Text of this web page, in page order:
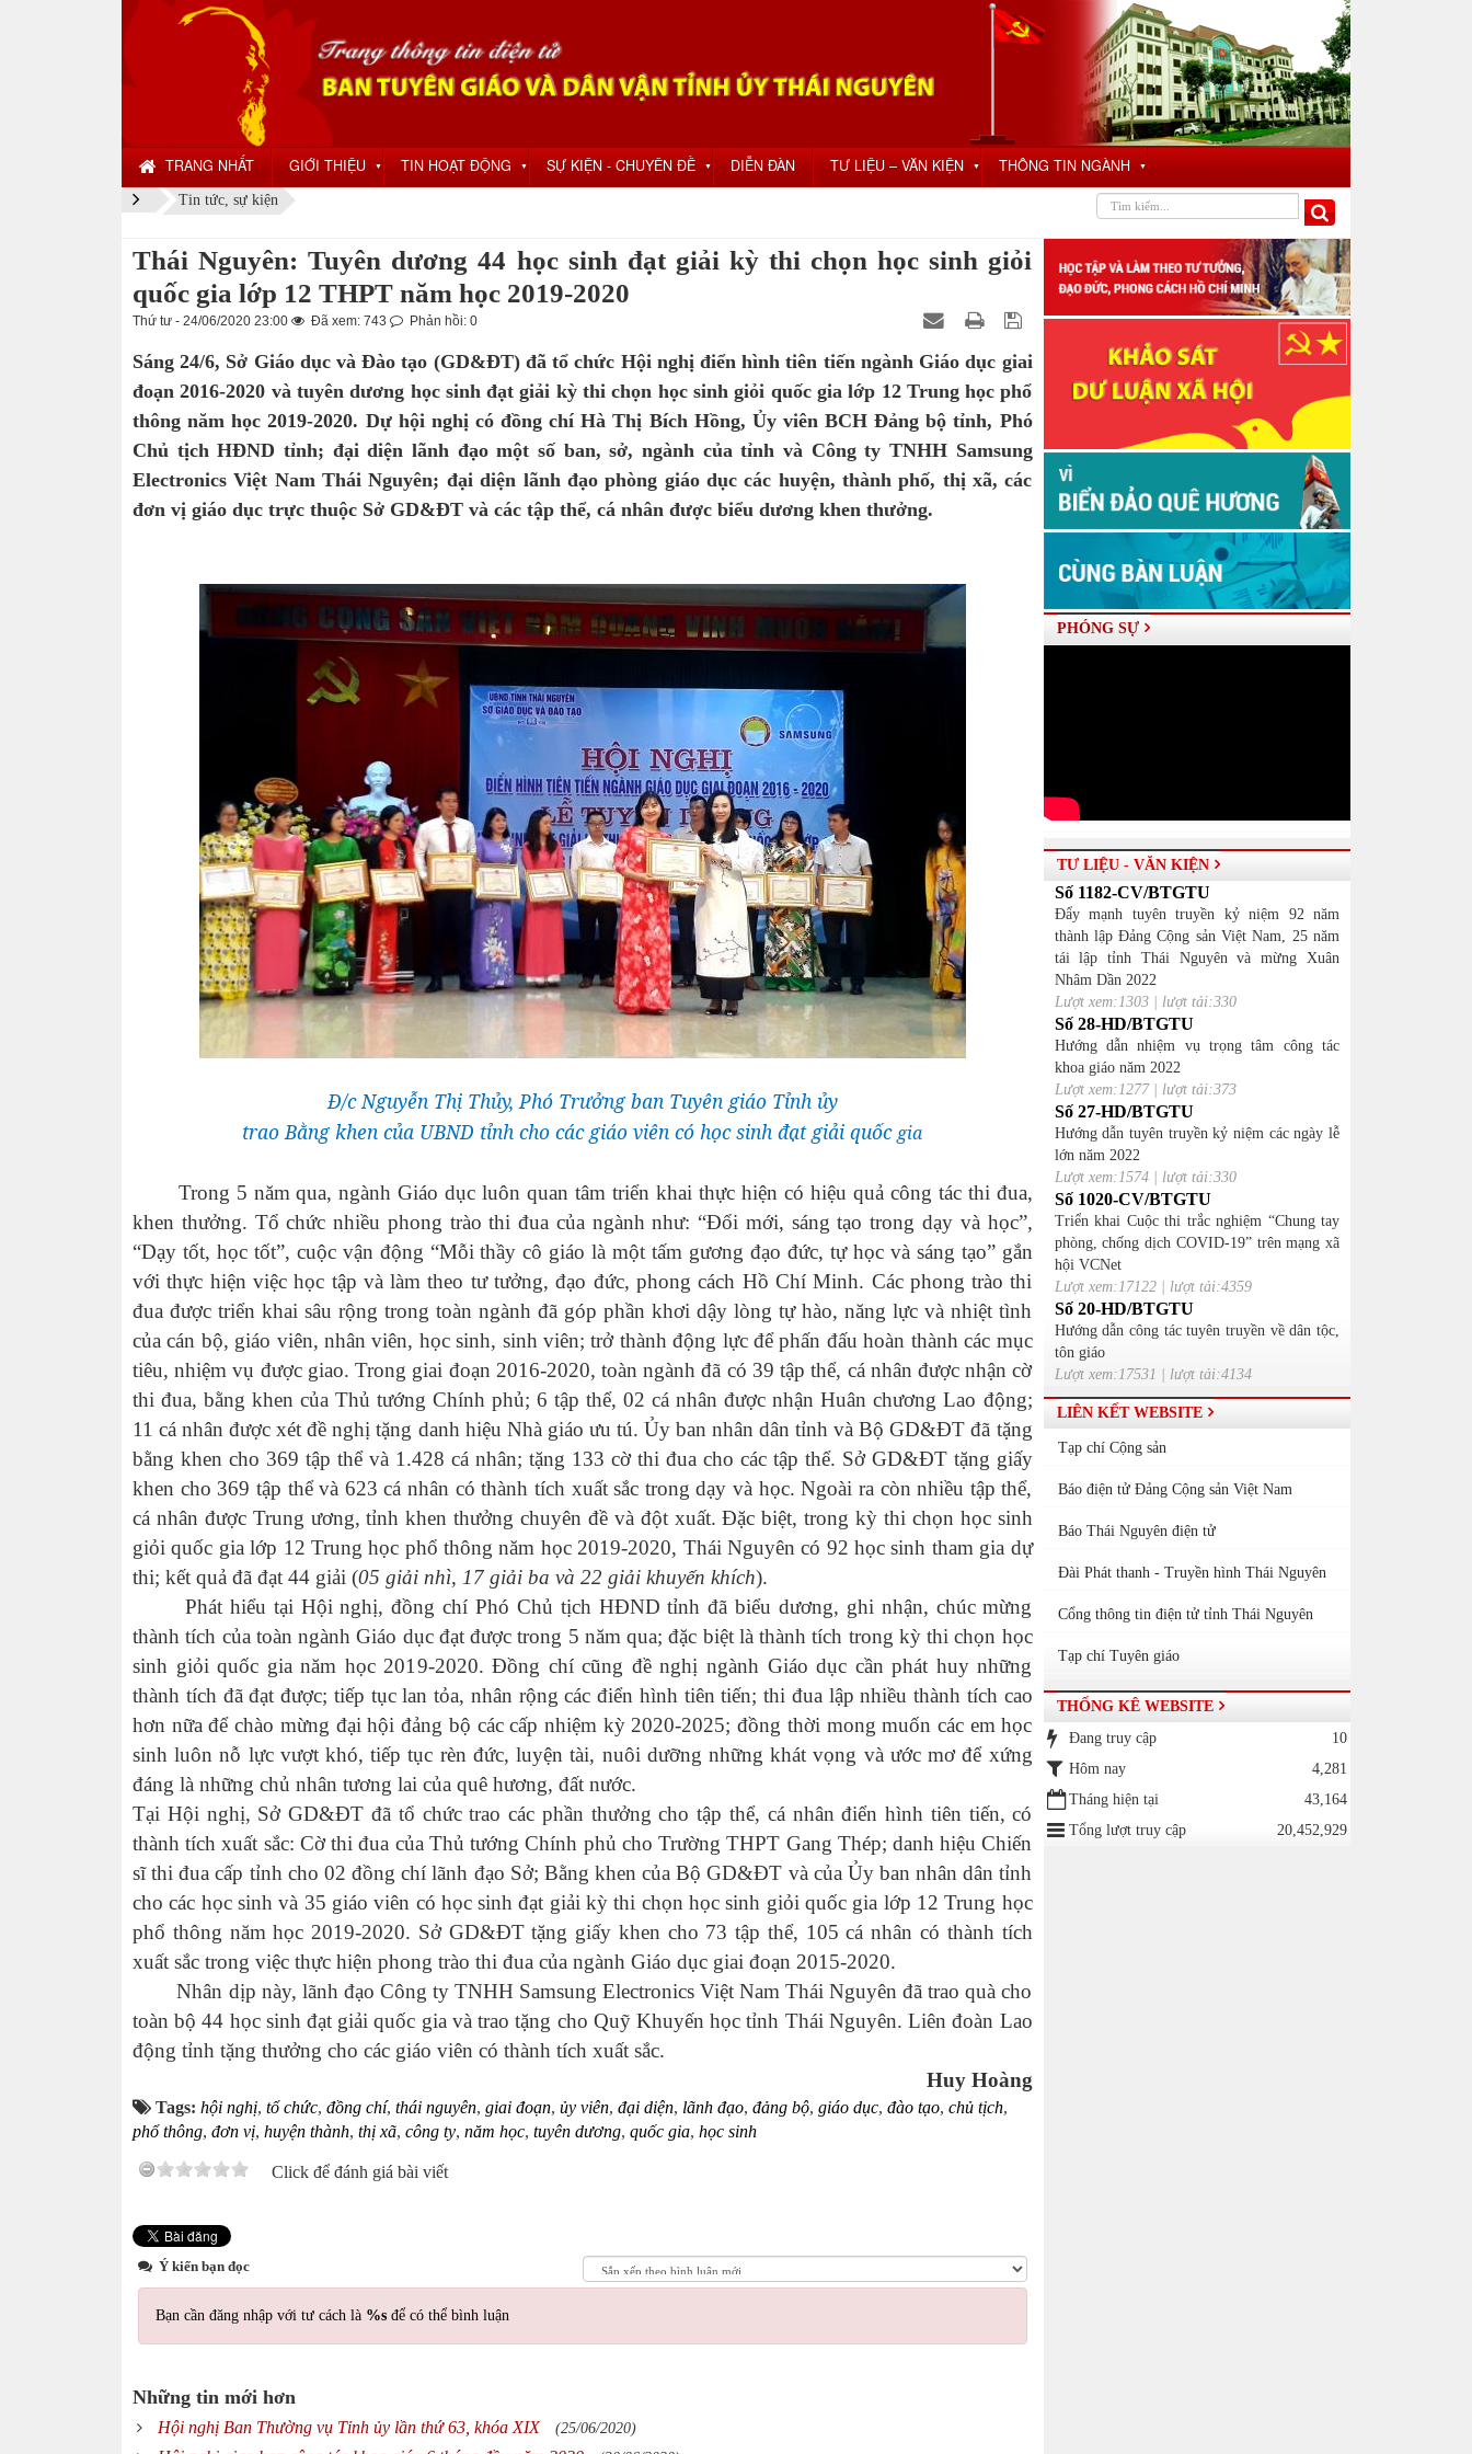
TRANG NHẤT GIỚI THIỆU ▼ TIN HOẠT ĐỘNG ▼ SỰ KIỆN - CHUYÊN ĐỀ ▼ DIỄN ĐÀN TƯ LIỆU – VĂN KIỆN ▼ THÔNG TIN NGÀNH ▼
Tin tức, sự kiện
Thái Nguyên: Tuyên dương 44 học sinh đạt giải kỳ thi chọn học sinh giỏi
quốc gia lớp 12 THPT năm học 2019-2020
Thứ tư - 24/06/2020 23:00 Đã xem: 743 Phản hồi: 0
Sáng 24/6, Sở Giáo dục và Đào tạo (GD&ĐT) đã tổ chức Hội nghị điển hình tiên tiến ngành Giáo dục giai
đoạn 2016-2020 và tuyên dương học sinh đạt giải kỳ thi chọn học sinh giỏi quốc gia lớp 12 Trung học phổ
thông năm học 2019-2020. Dự hội nghị có đồng chí Hà Thị Bích Hồng, Ủy viên BCH Đảng bộ tỉnh, Phó
Chủ tịch HĐND tỉnh; đại diện lãnh đạo một số ban, sở, ngành của tỉnh và Công ty TNHH Samsung
Electronics Việt Nam Thái Nguyên; đại diện lãnh đạo phòng giáo dục các huyện, thành phố, thị xã, các
đơn vị giáo dục trực thuộc Sở GD&ĐT và các tập thể, cá nhân được biểu dương khen thưởng.
Đ/c Nguyễn Thị Thủy, Phó Trưởng ban Tuyên giáo Tỉnh ủy
trao Bằng khen của UBND tỉnh cho các giáo viên có học sinh đạt giải quốc gia
Trong 5 năm qua, ngành Giáo dục luôn quan tâm triển khai thực hiện có hiệu quả công tác thi đua,
khen thưởng. Tổ chức nhiều phong trào thi đua của ngành như: “Đổi mới, sáng tạo trong dạy và học”,
“Dạy tốt, học tốt”, cuộc vận động “Mỗi thầy cô giáo là một tấm gương đạo đức, tự học và sáng tạo” gắn
với thực hiện việc học tập và làm theo tư tưởng, đạo đức, phong cách Hồ Chí Minh. Các phong trào thi
đua được triển khai sâu rộng trong toàn ngành đã góp phần khơi dậy lòng tự hào, năng lực và nhiệt tình
của cán bộ, giáo viên, nhân viên, học sinh, sinh viên; trở thành động lực để phấn đấu hoàn thành các mục
tiêu, nhiệm vụ được giao. Trong giai đoạn 2016-2020, toàn ngành đã có 39 tập thể, cá nhân được nhận cờ
thi đua, bằng khen của Thủ tướng Chính phủ; 6 tập thể, 02 cá nhân được nhận Huân chương Lao động;
11 cá nhân được xét đề nghị tặng danh hiệu Nhà giáo ưu tú. Ủy ban nhân dân tỉnh và Bộ GD&ĐT đã tặng
bằng khen cho 369 tập thể và 1.428 cá nhân; tặng 133 cờ thi đua cho các tập thể. Sở GD&ĐT tặng giấy
khen cho 369 tập thể và 623 cá nhân có thành tích xuất sắc trong dạy và học. Ngoài ra còn nhiều tập thể,
cá nhân được Trung ương, tỉnh khen thưởng chuyên đề và đột xuất. Đặc biệt, trong kỳ thi chọn học sinh
giỏi quốc gia lớp 12 Trung học phổ thông năm học 2019-2020, Thái Nguyên có 92 học sinh tham gia dự
thi; kết quả đã đạt 44 giải (05 giải nhì, 17 giải ba và 22 giải khuyến khích).
Phát hiểu tại Hội nghị, đồng chí Phó Chủ tịch HĐND tỉnh đã biểu dương, ghi nhận, chúc mừng
thành tích của toàn ngành Giáo dục đạt được trong 5 năm qua; đặc biệt là thành tích trong kỳ thi chọn học
sinh giỏi quốc gia năm học 2019-2020. Đồng chí cũng đề nghị ngành Giáo dục cần phát huy những
thành tích đã đạt được; tiếp tục lan tỏa, nhân rộng các điển hình tiên tiến; thi đua lập nhiều thành tích cao
hơn nữa để chào mừng đại hội đảng bộ các cấp nhiệm kỳ 2020-2025; đồng thời mong muốn các em học
sinh luôn nỗ lực vượt khó, tiếp tục rèn đức, luyện tài, nuôi dưỡng những khát vọng và ước mơ để xứng
đáng là những chủ nhân tương lai của quê hương, đất nước.
Tại Hội nghị, Sở GD&ĐT đã tổ chức trao các phần thưởng cho tập thể, cá nhân điển hình tiên tiến, có
thành tích xuất sắc: Cờ thi đua của Thủ tướng Chính phủ cho Trường THPT Gang Thép; danh hiệu Chiến
sĩ thi đua cấp tỉnh cho 02 đồng chí lãnh đạo Sở; Bằng khen của Bộ GD&ĐT và của Ủy ban nhân dân tỉnh
cho các học sinh và 35 giáo viên có học sinh đạt giải kỳ thi chọn học sinh giỏi quốc gia lớp 12 Trung học
phổ thông năm học 2019-2020. Sở GD&ĐT tặng giấy khen cho 73 tập thể, 105 cá nhân có thành tích
xuất sắc trong việc thực hiện phong trào thi đua của ngành Giáo dục giai đoạn 2015-2020.
Nhân dịp này, lãnh đạo Công ty TNHH Samsung Electronics Việt Nam Thái Nguyên đã trao quà cho
toàn bộ 44 học sinh đạt giải quốc gia và trao tặng cho Quỹ Khuyến học tỉnh Thái Nguyên. Liên đoàn Lao
động tỉnh tặng thưởng cho các giáo viên có thành tích xuất sắc.
Huy Hoàng
Tags: hội nghị, tổ chức, đồng chí, thái nguyên, giai đoạn, ủy viên, đại diện, lãnh đạo, đảng bộ, giáo dục, đào tạo, chủ tịch,
phổ thông, đơn vị, huyện thành, thị xã, công ty, năm học, tuyên dương, quốc gia, học sinh
Click để đánh giá bài viết
Ý kiến bạn đọc
Bạn cần đăng nhập với tư cách là %s để có thể bình luận
Những tin mới hơn
Hội nghị Ban Thường vụ Tỉnh ủy lần thứ 63, khóa XIX (25/06/2020)
PHÓNG SỰ
TƯ LIỆU - VĂN KIỆN
Số 1182-CV/BTGTU
Đẩy mạnh tuyên truyền kỷ niệm 92 năm
thành lập Đảng Cộng sản Việt Nam, 25 năm
tái lập tỉnh Thái Nguyên và mừng Xuân
Nhâm Dần 2022
Lượt xem:1303 | lượt tải:330
Số 28-HD/BTGTU
Hướng dẫn nhiệm vụ trọng tâm công tác
khoa giáo năm 2022
Lượt xem:1277 | lượt tải:373
Số 27-HD/BTGTU
Hướng dẫn tuyên truyền kỷ niệm các ngày lễ
lớn năm 2022
Lượt xem:1574 | lượt tải:330
Số 1020-CV/BTGTU
Triển khai Cuộc thi trắc nghiệm “Chung tay
phòng, chống dịch COVID-19” trên mạng xã
hội VCNet
Lượt xem:17122 | lượt tải:4359
Số 20-HD/BTGTU
Hướng dẫn công tác tuyên truyền về dân tộc,
tôn giáo
Lượt xem:17531 | lượt tải:4134
LIÊN KẾT WEBSITE
Tạp chí Cộng sản
Báo điện tử Đảng Cộng sản Việt Nam
Báo Thái Nguyên điện tử
Đài Phát thanh - Truyền hình Thái Nguyên
Cổng thông tin điện tử tỉnh Thái Nguyên
Tạp chí Tuyên giáo
THỐNG KÊ WEBSITE
Đang truy cập
10
Hôm nay
4,281
Tháng hiện tại
43,164
Tổng lượt truy cập
20,452,929